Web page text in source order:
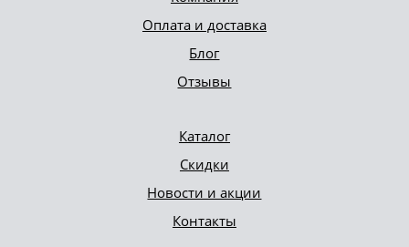
Оплата и доставка
Блог
Отзывы
Каталог
Скидки
Новости и акции
Контакты